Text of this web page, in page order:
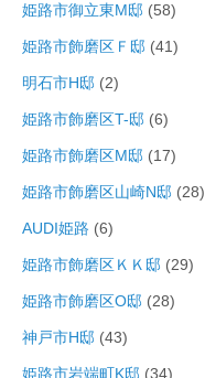
姫路市御立東M邸 (58)
姫路市飾磨区Ｆ邸 (41)
明石市H邸 (2)
姫路市飾磨区T-邸 (6)
姫路市飾磨区M邸 (17)
姫路市飾磨区山崎N邸 (28)
AUDI姫路 (6)
姫路市飾磨区ＫＫ邸 (29)
姫路市飾磨区O邸 (28)
神戸市H邸 (43)
姫路市岩端町K邸 (34)